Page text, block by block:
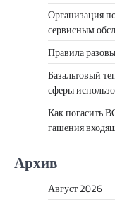
Организация
сервисным
Правила
Базальтовый
сферы
Как погасить
гашения
Архив
Август 2026